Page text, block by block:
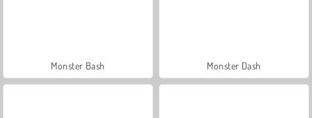
Monster Bash Monster Dash